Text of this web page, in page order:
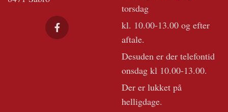
torsdag
kl. 10.00-13.00 og efter
aftale.
Desuden er der telefontid
onsdag kl 10.00-13.00.
Der er lukket på
helligdage.